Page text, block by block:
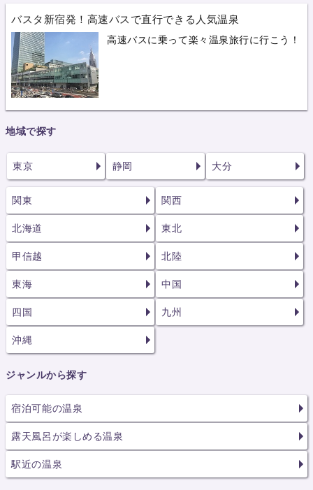
バスタ新宿発！高速バスで直行できる人気温泉
高速バスに乗って楽々温泉旅行に行こう！
地域で探す
東京 静岡 大分
関東 関西
北海道 東北
甲信越 北陸
東海 中国
四国 九州
沖縄
ジャンルから探す
宿泊可能の温泉
露天風呂が楽しめる温泉
駅近の温泉